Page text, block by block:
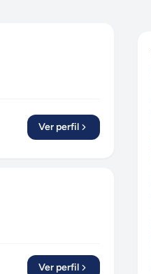
Ver perfil
Ver perfil